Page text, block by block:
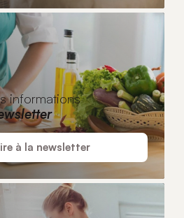
informations
à la newsletter